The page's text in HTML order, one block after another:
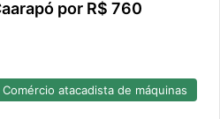
por R$ 760
Comércio atacadista de máquinas